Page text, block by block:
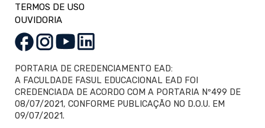
TERMOS DE USO
OUVIDORIA
PORTARIA DE CREDENCIAMENTO EAD:
A FACULDADE FASUL EDUCACIONAL EAD FOI
CREDENCIADA DE ACORDO COM A PORTARIA Nº499 DE
08/07/2021, CONFORME PUBLICAÇÃO NO D.O.U. EM
09/07/2021.